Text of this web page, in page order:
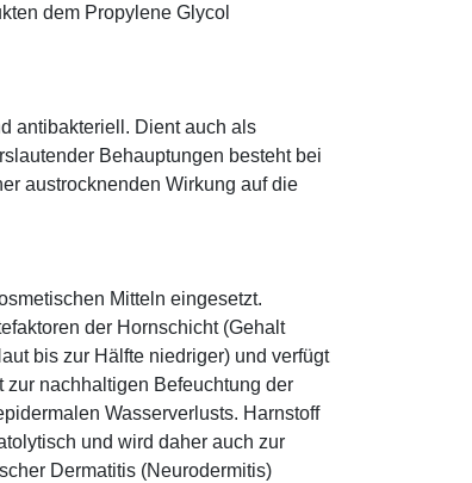
dem Propylene Glycol
antibakteriell. Dient auch als
Behauptungen besteht bei
austrocknenden Wirkung auf die
Mitteln eingesetzt.
der Hornschicht (Gehalt
bis zur Hälfte niedriger) und verfügt
zur nachhaltigen Befeuchtung der
Wasserverlusts. Harnstoff
und wird daher auch zur
Dermatitis (Neurodermitis)